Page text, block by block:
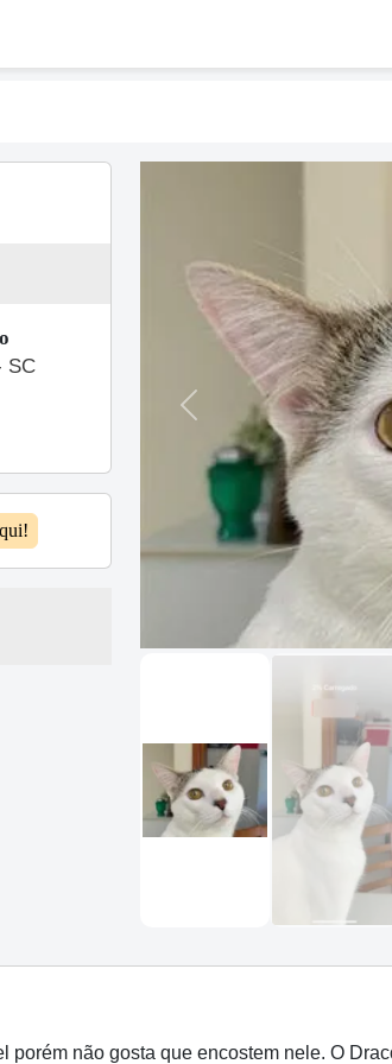
SC
Previous
não gosta que encostem nele. O